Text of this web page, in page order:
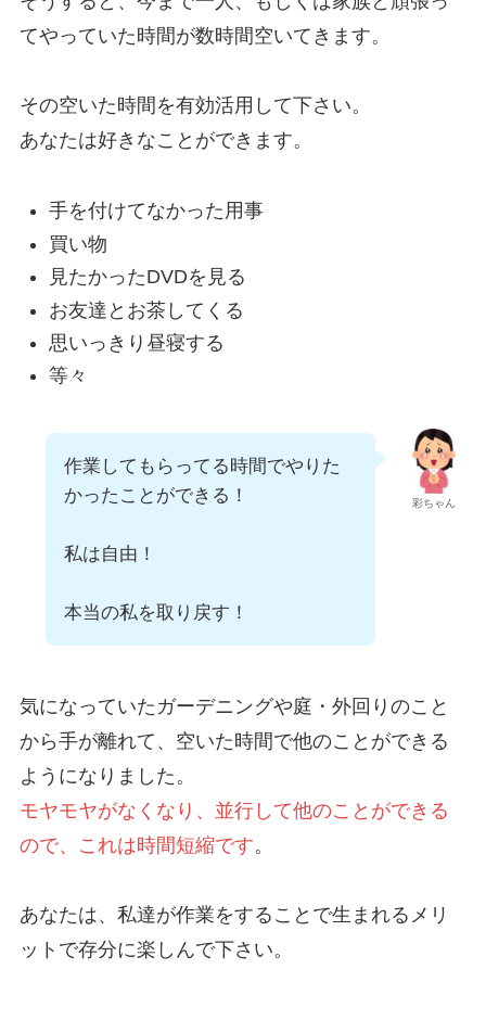
てやっていた時間が数時間空いてきます。
その空いた時間を有効活用して下さい。
あなたは好きなことができます。
手を付けてなかった用事
買い物
見たかったDVDを見る
お友達とお茶してくる
思いっきり昼寝する
等々
彩ちゃん
作業してもらってる時間でやりた
かったことができる！
私は自由！
本当の私を取り戻す！
気になっていたガーデニングや庭・外回りのこと
から手が離れて、空いた時間で他のことができる
ようになりました。
モヤモヤがなくなり、並行して他のことができる
ので、これは時間短縮です。
あなたは、私達が作業をすることで生まれるメリ
ットで存分に楽しんで下さい。